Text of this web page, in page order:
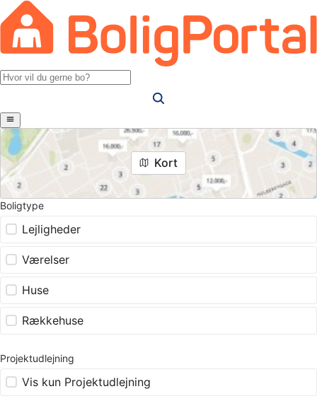
Kort
Boligtype
Lejligheder
Værelser
Huse
Rækkehuse
Projektudlejning
Vis kun Projektudlejning